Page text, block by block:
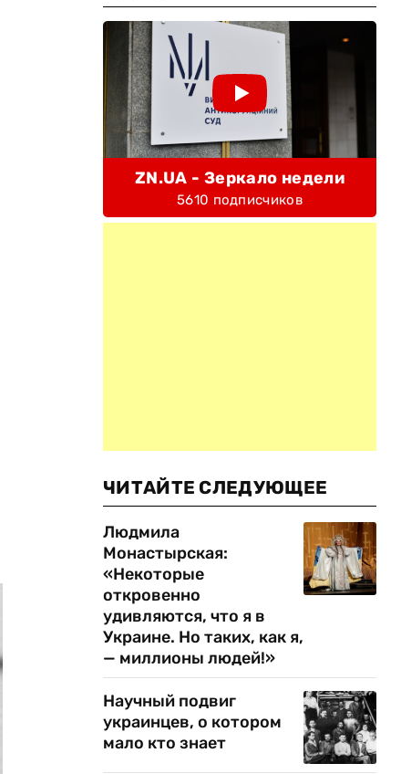
ZN.UA - Зеркало недели
5610 подписчиков
ЧИТАЙТЕ СЛЕДУЮЩЕЕ
Людмила
Монастырская:
«Некоторые
откровенно
удивляются, что я в
Украине. Но таких, как я,
— миллионы людей!»
Научный подвиг
украинцев, о котором
мало кто знает